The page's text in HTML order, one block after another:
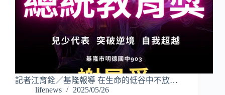
記者江育銓／基隆報導 在生命的低谷中不放…
lifenews
2025/05/26